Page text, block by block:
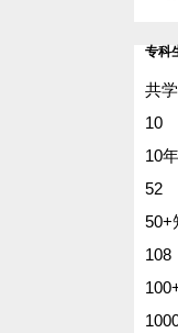
专科
共
10
10
52
50+
108